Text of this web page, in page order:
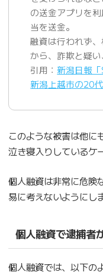
の送金アプリを
当を送金。
融資は行われず
から、詐欺と疑い
引用： 新潟日報「
新潟上越市の20
このような被害は他に
泣き寝入りしているケ
個人融資は非常に危険
易に考えないようにし
個人融資で逮捕者
個人融資では、以下の